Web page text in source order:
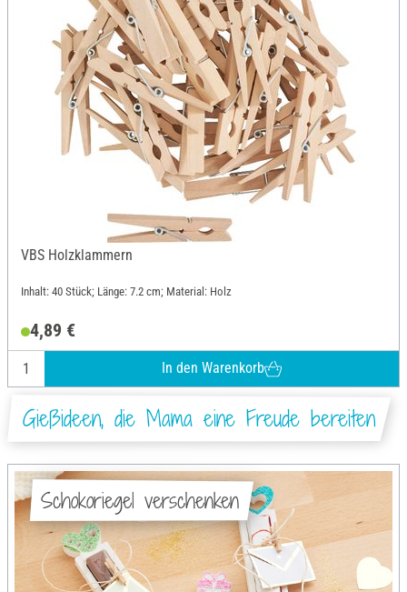
VBS Holzklammern
Inhalt: 40 Stück; Länge: 7.2 cm; Material: Holz
4,89 €
In den Warenkorb
Gießideen, die Mama eine Freude bereiten
Schokoriegel verschenken